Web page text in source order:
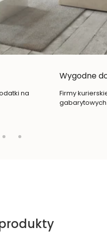
na
Wygodne
Firmy
gabarytowych